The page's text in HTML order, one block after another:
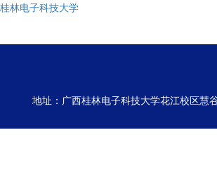
桂林电子科技大学
地址：广西桂林电子科技大学花江校区慧